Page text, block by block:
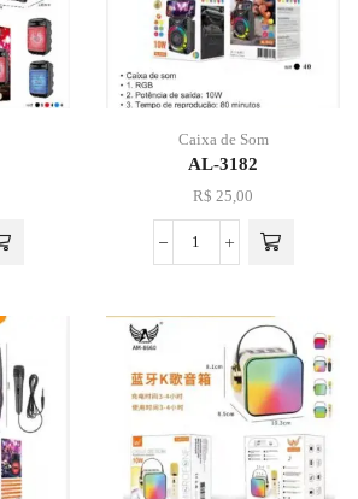
Caixa de Som
AL-3182
R$ 25,00